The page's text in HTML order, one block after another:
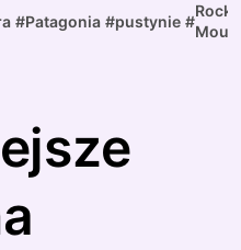
#Patagonia #pustynie #
Rocky